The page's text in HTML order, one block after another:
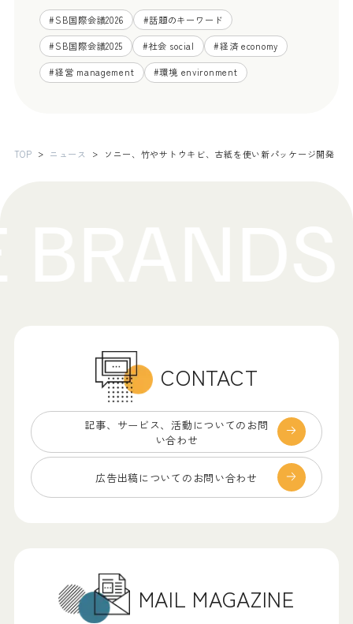
#SB国際会議2026 #話題のキーワード
#SB国際会議2025 #社会 social #経済 economy
#経営 management #環境 environment
TOP ニュース ソニー、竹やサトウキビ、古紙を使い新パッケージ開発
CONTACT
記事、サービス、 活動についてのお問
い合わせ
広告出稿についての お問い合わせ
MAIL MAGAZINE